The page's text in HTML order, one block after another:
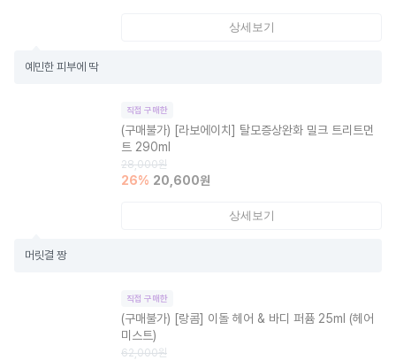
상세보기
예민한 피부에 딱
직접 구매한
(구매불가) [라보에이치] 탈모증상완화 밀크 트리트먼
트 290ml
28,000원
26% 20,600원
상세보기
머릿결 짱
직접 구매한
(구매불가) [랑콤] 이돌 헤어 & 바디 퍼퓸 25ml (헤어
미스트)
62,000원